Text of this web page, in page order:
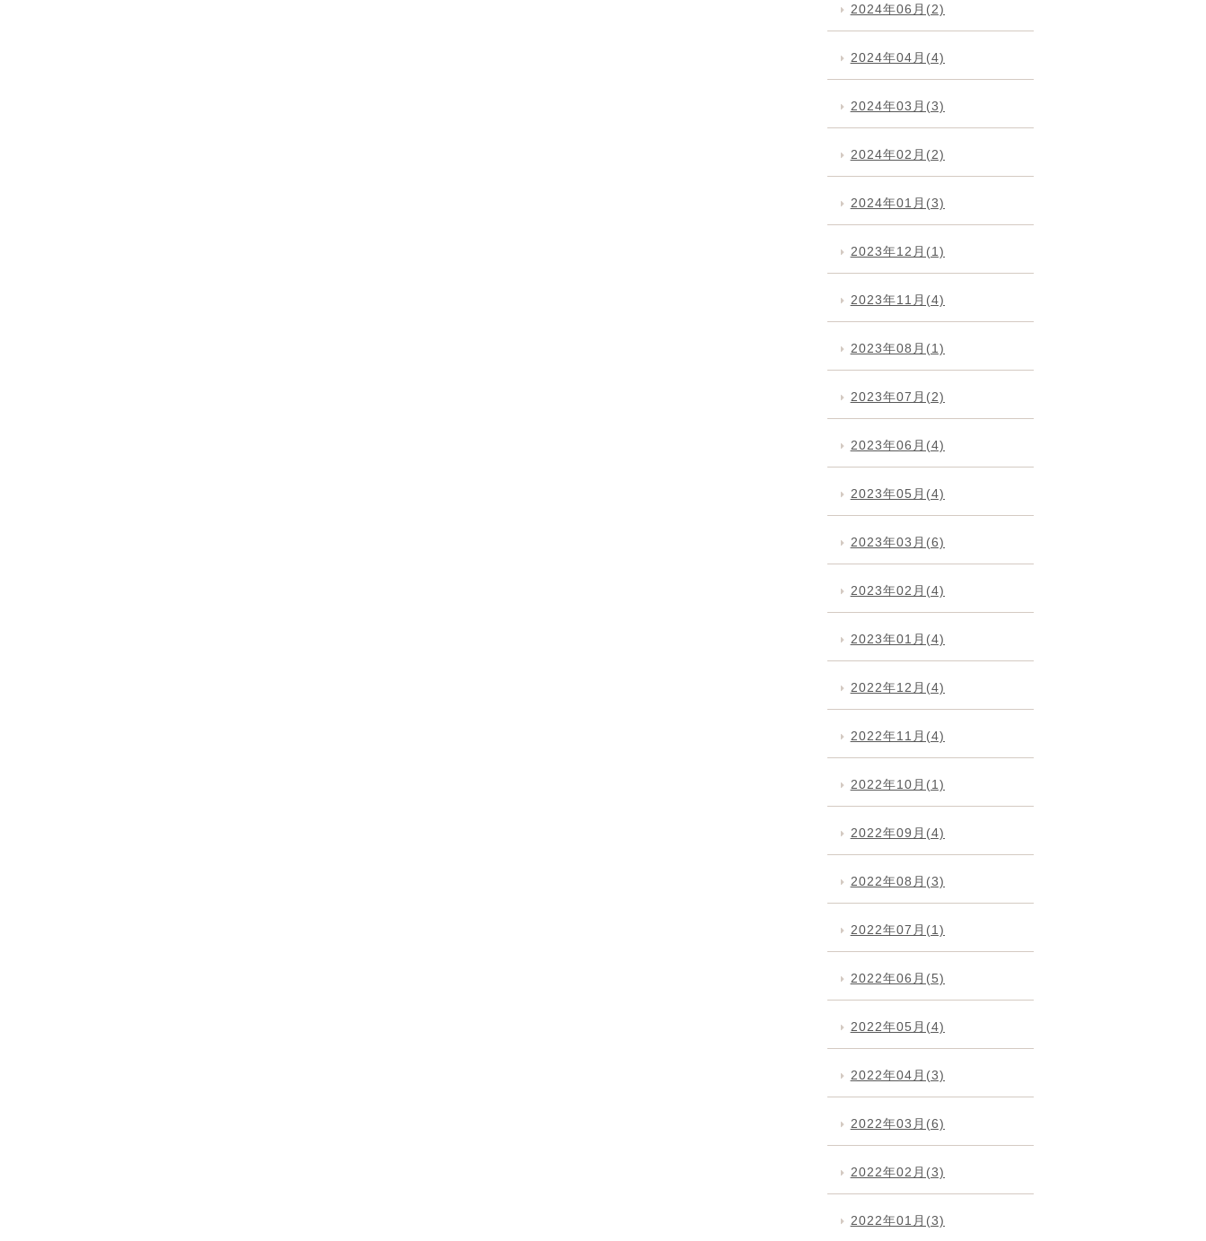
2024年06月(2)
2024年04月(4)
2024年03月(3)
2024年02月(2)
2024年01月(3)
2023年12月(1)
2023年11月(4)
2023年08月(1)
2023年07月(2)
2023年06月(4)
2023年05月(4)
2023年03月(6)
2023年02月(4)
2023年01月(4)
2022年12月(4)
2022年11月(4)
2022年10月(1)
2022年09月(4)
2022年08月(3)
2022年07月(1)
2022年06月(5)
2022年05月(4)
2022年04月(3)
2022年03月(6)
2022年02月(3)
2022年01月(3)